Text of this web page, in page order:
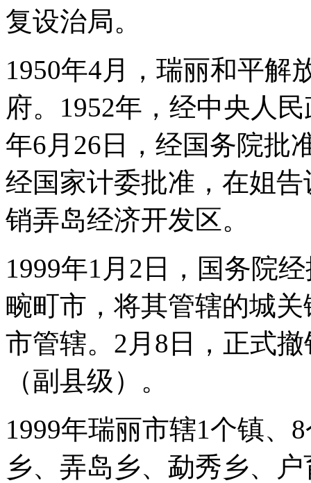
复设治局。
1950年4月，瑞丽和平解
府。1952年，经中央人
年6月26日，经国务院批
经国家计委批准，在姐
销弄岛经济开发区。
1999年1月2日，国务院
畹町市，将其管辖的城
市管辖。2月8日，正式
（副县级）。
1999年瑞丽市辖1个镇、
乡、弄岛乡、勐秀乡、